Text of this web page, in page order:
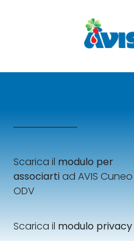
Scarica il modulo per
associartiad AVIS Cuneo
ODV
Scarica il modulo privacy